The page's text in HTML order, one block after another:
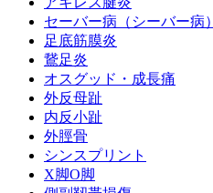
セーバー病（シーバー病）
足底筋膜炎
鵞足炎
オスグッド・成長痛
外反母趾
内反小趾
外脛骨
シンスプリント
X脚O脚